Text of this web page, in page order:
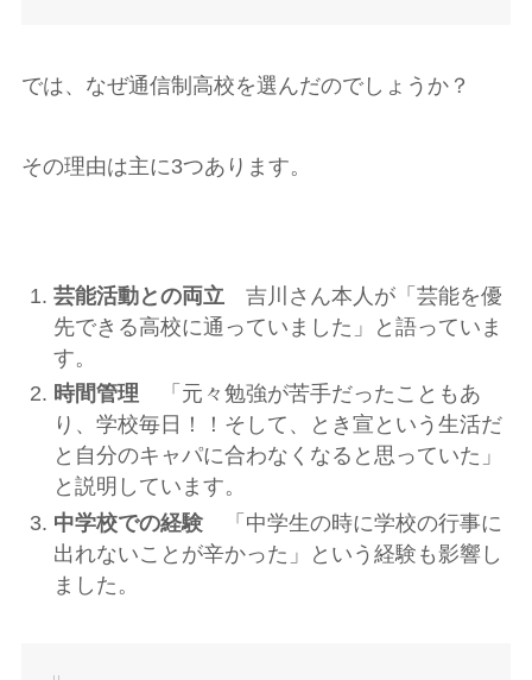
では、なぜ通信制高校を選んだのでしょうか？
その理由は主に3つあります。
芸能活動との両立 吉川さん本人が「芸能を優
先できる高校に通っていました」と語っていま
す。
時間管理 「元々勉強が苦手だったこともあ
り、学校毎日！！そして、とき宣という生活だ
と自分のキャパに合わなくなると思っていた」
と説明しています。
中学校での経験「中学生の時に学校の行事に
出れないことが辛かった」という経験も影響し
ました。